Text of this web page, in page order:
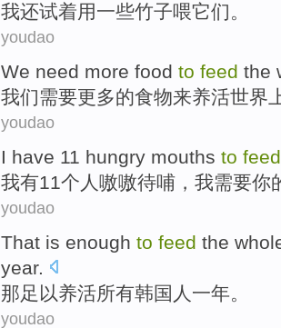
我还试着用一些竹子喂它们。
youdao
We need more food to feed the
我们需要更多的食物来养活世界
youdao
I have 11 hungry mouths to feed
我有11个人嗷嗷待哺，我需要你
youdao
That is enough to feed the
year.
那足以养活所有韩国人一年。
youdao